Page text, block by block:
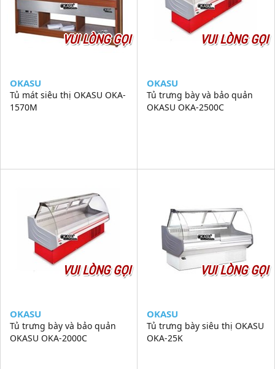
VUI LÒNG GỌI
OKASU
Tủ mát siêu thị OKASU OKA-
1570M
VUI LÒNG GỌI
OKASU
Tủ trưng bày và bảo quản
OKASU OKA-2500C
VUI LÒNG GỌI
OKASU
Tủ trưng bày và bảo quản
OKASU OKA-2000C
VUI LÒNG GỌI
OKASU
Tủ trưng bày siêu thị OKASU
OKA-25K